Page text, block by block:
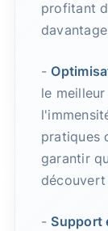
profitant
-
le
pratiques
garantir
- Support